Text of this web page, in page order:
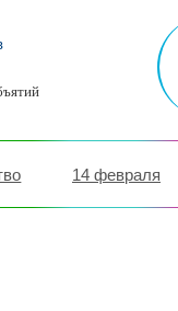
14 февраля